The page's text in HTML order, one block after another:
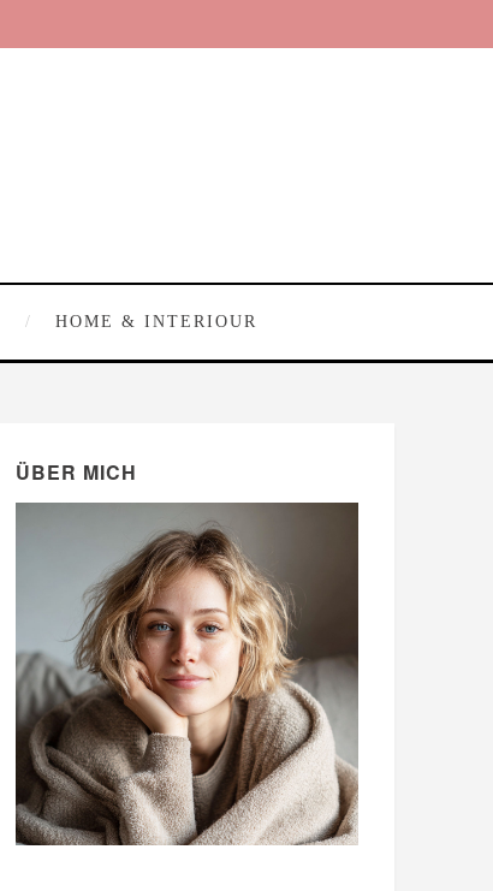
HOME & INTERIOUR
ÜBER MICH